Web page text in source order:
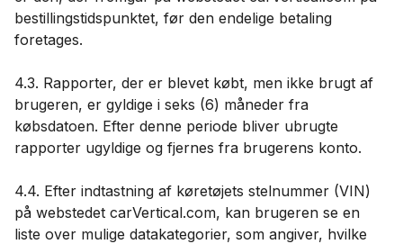
bestillingstidspunktet, før den endelige betaling
foretages.
4.3. Rapporter, der er blevet købt, men ikke brugt af
brugeren, er gyldige i seks (6) måneder fra
købsdatoen. Efter denne periode bliver ubrugte
rapporter ugyldige og fjernes fra brugerens konto.
4.4. Efter indtastning af køretøjets stelnummer (VIN)
på webstedet carVertical.com, kan brugeren se en
liste over mulige datakategorier, som angiver, hvilke